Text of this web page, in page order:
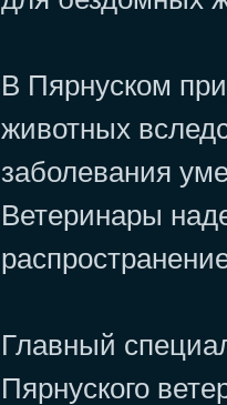
В Пярнуском
животных
заболевания
Ветеринары
Главный
Пярнуского